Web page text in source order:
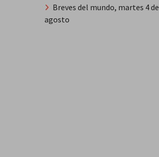
Breves del mundo, martes 4 de
agosto